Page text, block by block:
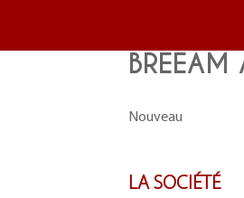
BREEAM
Nouveau
LA SOCIÉTÉ